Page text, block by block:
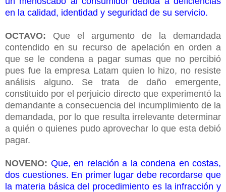
en la calidad, identidad y seguridad de su servicio.
OCTAVO: Que el argumento de la demandada
contendido en su recurso de apelación en orden a
que se le condena a pagar sumas que no percibió
pues fue la empresa Latam quien lo hizo, no resiste
análisis alguno. Se trata de daño emergente,
constituido por el perjuicio directo que experimentó la
demandante a consecuencia del incumplimiento de la
demandada, por lo que resulta irrelevante determinar
a quién o quienes pudo aprovechar lo que esta debió
pagar.
NOVENO: Que, en relación a la condena en costas,
dos cuestiones. En primer lugar debe recordarse que
la materia básica del procedimiento es la infracción y